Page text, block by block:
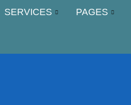
SERVICES PAGES